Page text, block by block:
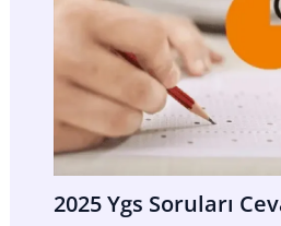
2025 Ygs Soruları